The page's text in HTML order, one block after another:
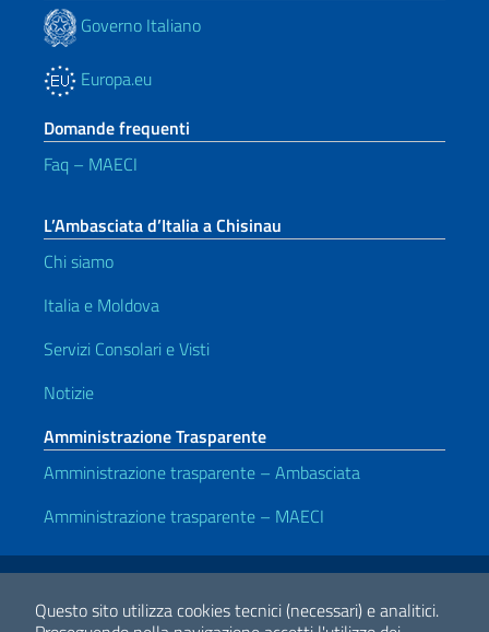
Questo sito utilizza cookies tecnici (necessari) e analitici.
Governo Italiano
Europa.eu
Domande frequenti
Faq – MAECI
L’Ambasciata d’Italia a Chisinau
Chi siamo
Italia e Moldova
Servizi Consolari e Visti
Notizie
Amministrazione Trasparente
Amministrazione trasparente – Ambasciata
Amministrazione trasparente – MAECI
Link Utili